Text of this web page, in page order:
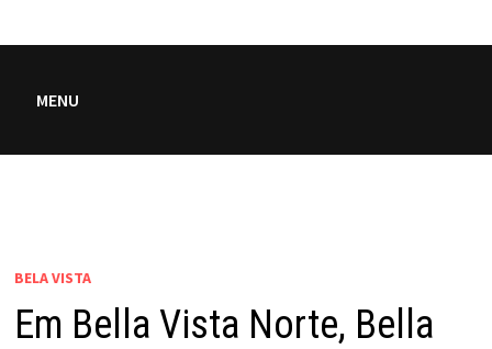
MENU
BELA VISTA
Em Bella Vista Norte, Bella